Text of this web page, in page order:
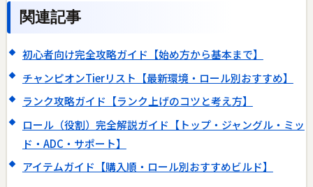
関連記事
初心者向け完全攻略ガイド【始め方から基本まで】
チャンピオンTierリスト【最新環境・ロール別おすすめ】
ランク攻略ガイド【ランク上げのコツと考え方】
ロール（役割）完全解説ガイド【トップ・ジャングル・ミッ
ド・ADC・サポート】
アイテムガイド【購入順・ロール別おすすめビルド】